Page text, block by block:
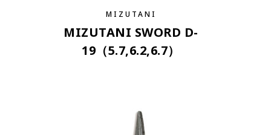
MIZUTANI
MIZUTANI SWORD D-
19（5.7,6.2,6.7）